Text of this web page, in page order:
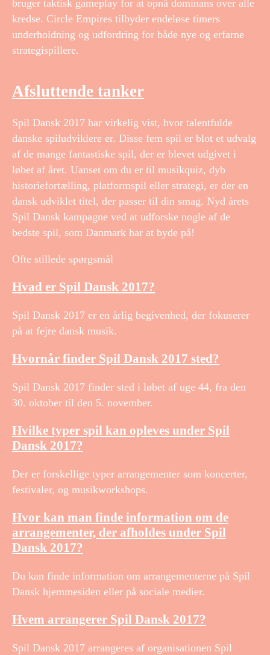
bruger taktisk gameplay for at opnå dominans over alle
kredse. Circle Empires tilbyder endeløse timers
underholdning og udfordring for både nye og erfarne
strategispillere.
Afsluttende tanker
Spil Dansk 2017 har virkelig vist, hvor talentfulde
danske spiludviklere er. Disse fem spil er blot et udvalg
af de mange fantastiske spil, der er blevet udgivet i
løbet af året. Uanset om du er til musikquiz, dyb
historiefortælling, platformspil eller strategi, er der en
dansk udviklet titel, der passer til din smag. Nyd årets
Spil Dansk kampagne ved at udforske nogle af de
bedste spil, som Danmark har at byde på!
Ofte stillede spørgsmål
Hvad er Spil Dansk 2017?
Spil Dansk 2017 er en årlig begivenhed, der fokuserer
på at fejre dansk musik.
Hvornår finder Spil Dansk 2017 sted?
Spil Dansk 2017 finder sted i løbet af uge 44, fra den
30. oktober til den 5. november.
Hvilke typer spil kan opleves under Spil
Dansk 2017?
Der er forskellige typer arrangementer som koncerter,
festivaler, og musikworkshops.
Hvor kan man finde information om de
arrangementer, der afholdes under Spil
Dansk 2017?
Du kan finde information om arrangementerne på Spil
Dansk hjemmesiden eller på sociale medier.
Hvem arrangerer Spil Dansk 2017?
Spil Dansk 2017 arrangeres af organisationen Spil